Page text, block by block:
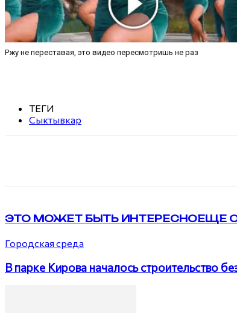
Ржу не переставая, это видео пересмотришь не раз
ТЕГИ
Сыктывкар
ЭТО МОЖЕТ БЫТЬ ИНТЕРЕСНОЕЩЕ
Городская среда
В парке Кирова началось строительство